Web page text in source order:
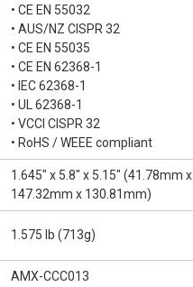
• CE EN 55032
• AUS/NZ CISPR 32
• CE EN 55035
• CE EN 62368-1
• IEC 62368-1
• UL 62368-1
• VCCI CISPR 32
• RoHS / WEEE compliant
1.645" x 5.8" x 5.15" (41.78mm x
147.32mm x 130.81mm)
1.575 lb (713g)
AMX-CCC013